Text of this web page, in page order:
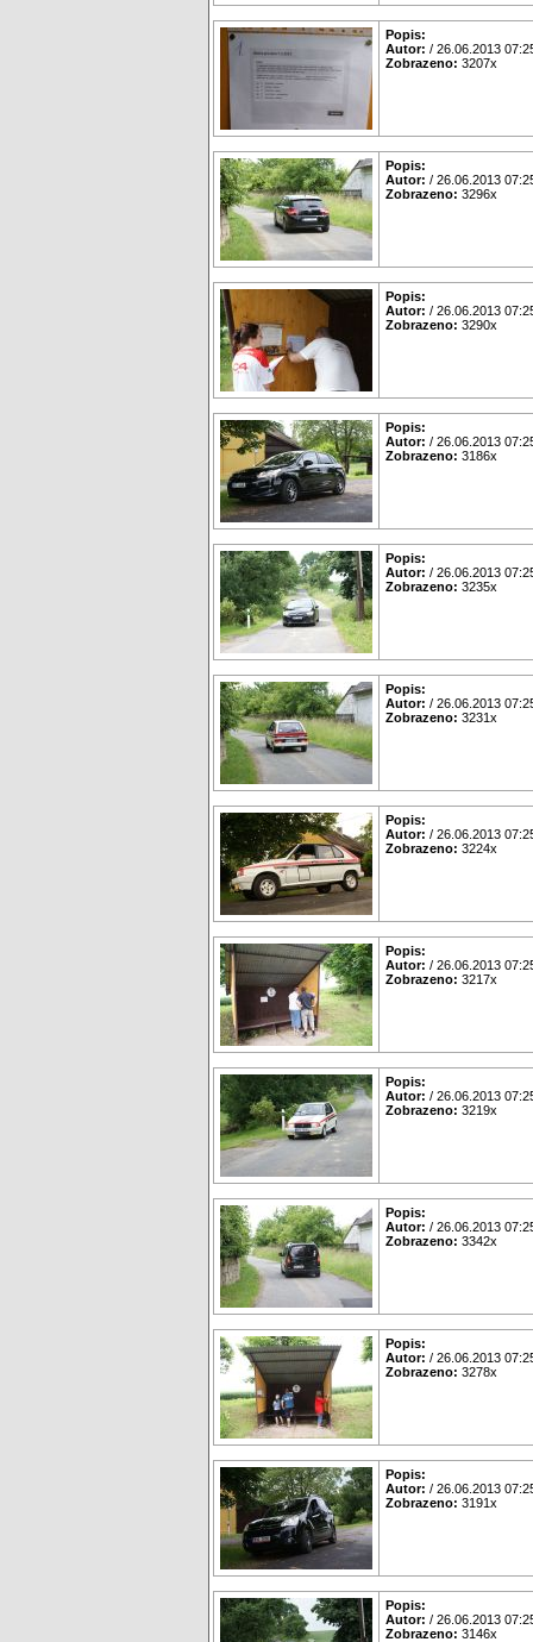
Popis:
Autor: / 26.06.2013
Zobrazeno: 3207x
Popis:
Autor: / 26.06.2013
Zobrazeno: 3296x
Popis:
Autor: / 26.06.2013
Zobrazeno: 3290x
Popis:
Autor: / 26.06.2013
Zobrazeno: 3186x
Popis:
Autor: / 26.06.2013
Zobrazeno: 3235x
Popis:
Autor: / 26.06.2013
Zobrazeno: 3231x
Popis:
Autor: / 26.06.2013
Zobrazeno: 3224x
Popis:
Autor: / 26.06.2013
Zobrazeno: 3217x
Popis:
Autor: / 26.06.2013
Zobrazeno: 3219x
Popis:
Autor: / 26.06.2013
Zobrazeno: 3342x
Popis:
Autor: / 26.06.2013
Zobrazeno: 3278x
Popis:
Autor: / 26.06.2013
Zobrazeno: 3191x
Popis:
Autor: / 26.06.2013
Zobrazeno: 3146x